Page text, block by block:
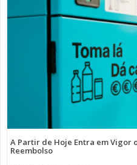
A Partir de Hoje Entra em Vigor
Reembolso